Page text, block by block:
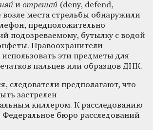
и отрешай (deny, defend,
возле места стрельбы обнаружили
предположительно
подозреваемому, бутылку с водой
Правоохранители
эти предметы для
пальцев или образцов ДНК.
следователи предполагают, что
застрелен
киллером. К расследованию
бюро расследований